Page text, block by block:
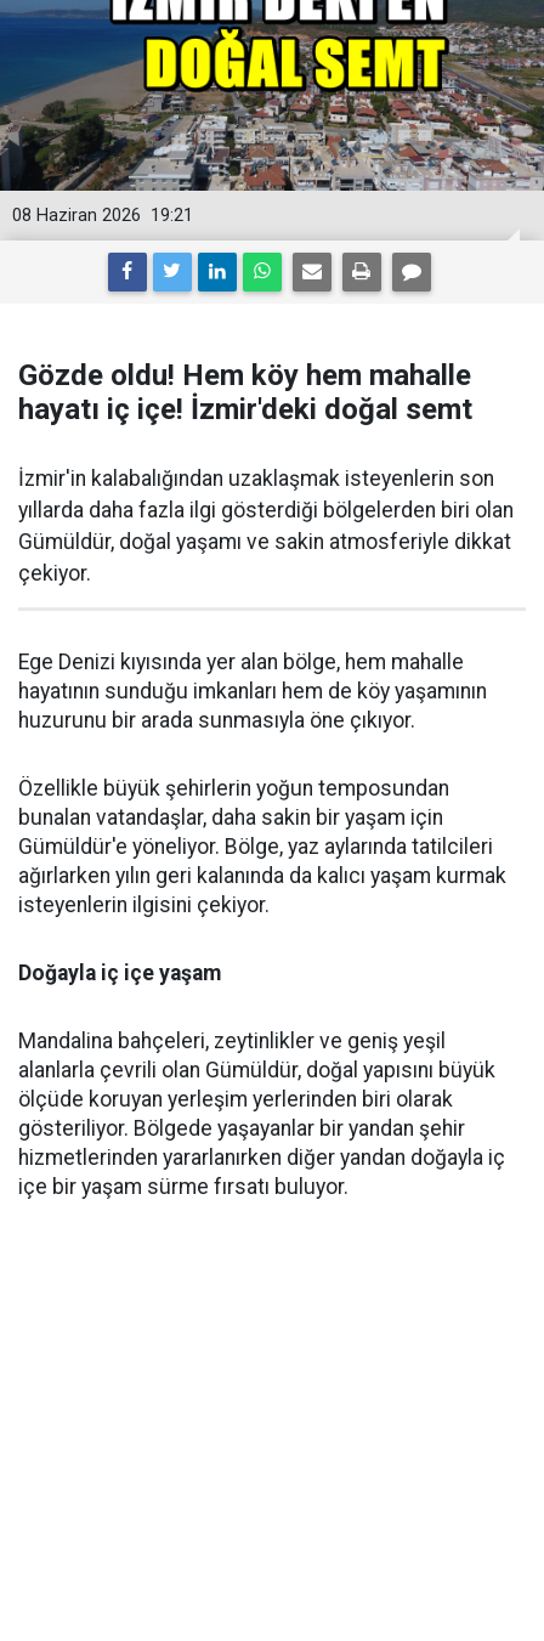
19:21
08 Haziran 2026
Gözde oldu! Hem köy hem mahalle
hayatı iç içe! İzmir'deki doğal semt
İzmir'in kalabalığından uzaklaşmak isteyenlerin son
yıllarda daha fazla ilgi gösterdiği bölgelerden biri olan
Gümüldür, doğal yaşamı ve sakin atmosferiyle dikkat
çekiyor.
Ege Denizi kıyısında yer alan bölge, hem mahalle
hayatının sunduğu imkanları hem de köy yaşamının
huzurunu bir arada sunmasıyla öne çıkıyor.
Özellikle büyük şehirlerin yoğun temposundan
bunalan vatandaşlar, daha sakin bir yaşam için
Gümüldür'e yöneliyor. Bölge, yaz aylarında tatilcileri
ağırlarken yılın geri kalanında da kalıcı yaşam kurmak
isteyenlerin ilgisini çekiyor.
Doğayla iç içe yaşam
Mandalina bahçeleri, zeytinlikler ve geniş yeşil
alanlarla çevrili olan Gümüldür, doğal yapısını büyük
ölçüde koruyan yerleşim yerlerinden biri olarak
gösteriliyor. Bölgede yaşayanlar bir yandan şehir
hizmetlerinden yararlanırken diğer yandan doğayla iç
içe bir yaşam sürme fırsatı buluyor.